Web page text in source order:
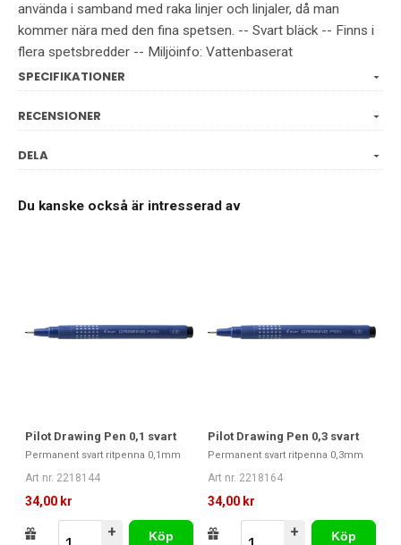
använda i samband med raka linjer och linjaler, då man
kommer nära med den fina spetsen. -- Svart bläck -- Finns i
flera spetsbredder -- Miljöinfo: Vattenbaserat
SPECIFIKATIONER
RECENSIONER
DELA
Du kanske också är intresserad av
Pilot Drawing Pen 0,1 svart
Permanent svart ritpenna 0,1mm
Art nr. 2218144
34,00 kr
+
Köp
Pilot Drawing Pen 0,3 svart
Permanent svart ritpenna 0,3mm
Art nr. 2218164
34,00 kr
+
Köp